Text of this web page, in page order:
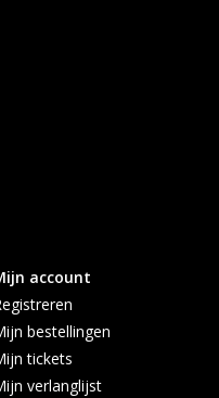
account
bestellingen
tickets
verlanglijst